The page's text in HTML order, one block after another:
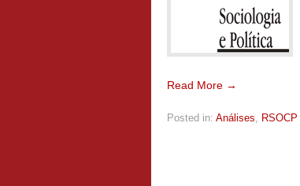
Read More →
Posted in: Análises, RSOCP